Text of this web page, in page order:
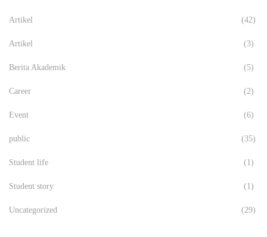
Artikel (42)
Artikel (3)
Berita Akademik (5)
Career (2)
Event (6)
public (35)
Student life (1)
Student story (1)
Uncategorized (29)